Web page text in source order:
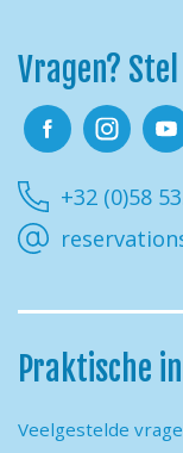
Vragen?
+32 (0)58
Praktische
Veelgestelde